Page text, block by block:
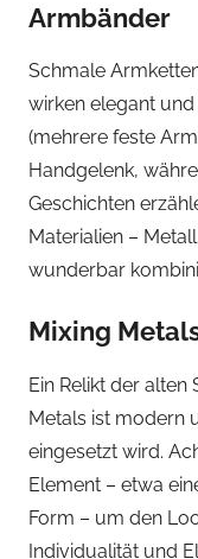
Armbänder
Schmale
wirken elegant
(mehrere feste
Handgelenk,
Geschichten
Materialien –
wunderbar
Mixing
Ein Relikt der
Metals ist modern
eingesetzt wird.
Element – etwa
Form – um den
Individualität und